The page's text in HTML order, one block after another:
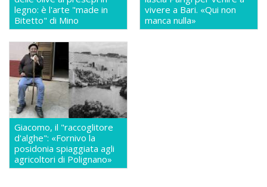
legno: è l'arte "made in
Bitetto" di Mino
vivere a Bari. «Qui non
manca nulla»
Giacomo, il "raccoglitore
d'alghe": «Fornivo la
posidonia spiaggiata agli
agricoltori di Polignano»